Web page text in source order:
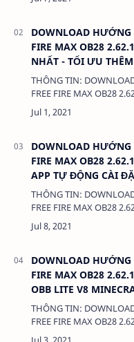
DOWNLOAD HƯỚNG
FIRE MAX OB28
NHẤT - TỐI ƯU
THÊM DATA COMBO
THÔNG TIN:
FREE FIRE MAX OB28
- TỐI ƯU THÊM VÀO
COMBO LEO RANK MỚI
DOWNLOAD HƯỚNG
FIRE MAX OB28
APP TỰ ĐỘNG CÀI
MƯỢT
THÔNG TIN:
FREE FIRE MAX OB28
APP TỰ ĐỘNG CÀI ĐẶT
DOWNLOAD HƯỚNG
FIRE MAX OB28
OBB LITE V8
MƯỢT
THÔNG TIN:
FREE FIRE MAX OB28
OBB LITE V8